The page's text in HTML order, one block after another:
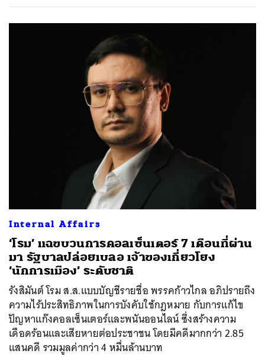
Internal Affairs
‘โรม’ แฉขบวนการคอลเซ็นเตอร์ 7 เดือนที่ผ่าน
มา รัฐบาลปล่อยเบลอ เจ้าของเกี่ยวโยง
‘นักการเมือง’ ระดับชาติ
รังสิมันต์ โรม ส.ส.แบบบัญชีรายชื่อ พรรคก้าวไกล อภิปรายถึง
ความไร้ประสิทธิภาพในการบังคับใช้กฎหมาย กับการแก้ไข
ปัญหาแก๊งคอลเซ็นเตอร์และพนันออนไลน์ ซึ่งสร้างความ
เดือดร้อนและเสียหายต่อประชาชน โดยมีคดีมากกว่า 2.85
แสนคดี รวมมูลค่ากว่า 4 หมื่นล้านบาท